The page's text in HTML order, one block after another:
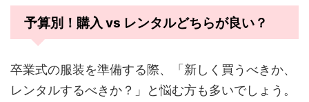
予算別！購入 vs レンタルどちらが良い？
卒業式の服装を準備する際、「新しく買うべきか、
レンタルするべきか？」と悩む方も多いでしょう。